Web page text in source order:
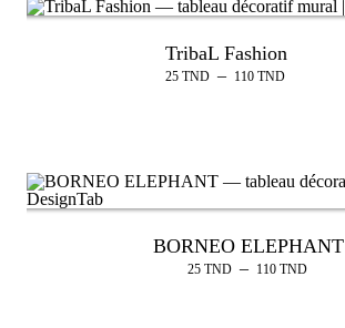
TribaL Fashion
25 TND – 110 TND
BORNEO ELEPHANT
25 TND – 110 TND